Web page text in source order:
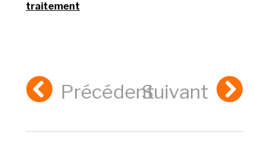
traitement
PrécédentSuivant